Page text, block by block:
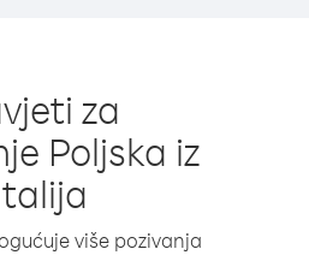
za
Poljska iz
više pozivanja